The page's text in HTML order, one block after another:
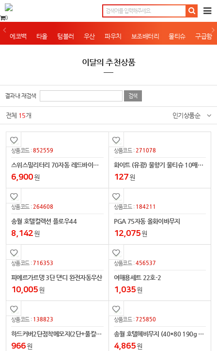
0
에코백 타올 텀블러 우산 파우치 보조배터리 물티슈 구급함
이달의 추천상품
결과내 재검색
전체 15개 인기상품순
상품코드 :852559
스위스밀리터리 70자동 레드바이어스
6,900원
상품코드 : 271078
화이트 (유광) 물향기 물티슈 10매용-14
127원
상품코드 :264608
송월 호텔컬렉션 플로우44
8,142원
상품코드 : 184211
PGA 75자동 올화이바무지
12,075원
상품코드 :716353
피에르가르뎅 3단 댄디 완전자동우산
10,005원
상품코드 :456537
여해용세트 22호-2
1,035원
상품코드 : 138823
하드커버2단점착메모지(2단+풀칼라필름지-대036)
966원
상품코드 :725850
송월 호텔헤비무지 (40*80 190g 코마사30수)
4,865원